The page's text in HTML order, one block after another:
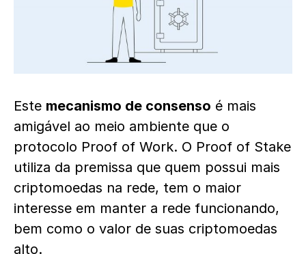
Este mecanismo de consenso é mais
amigável ao meio ambiente que o
protocolo Proof of Work. O Proof of Stake
utiliza da premissa que quem possui mais
criptomoedas na rede, tem o maior
interesse em manter a rede funcionando,
bem como o valor de suas criptomoedas
alto.